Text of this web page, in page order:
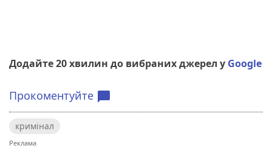
Додайте 20 хвилин до вибраних джерел у Google
Прокоментуйте chat_bubble
кримінал